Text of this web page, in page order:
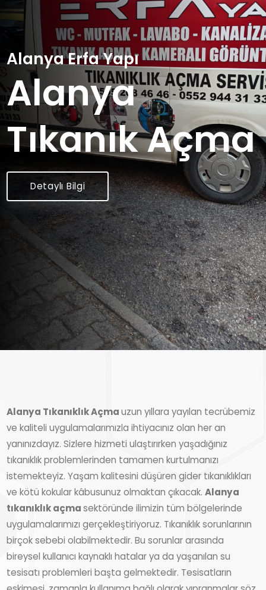
Alanya Erfa Yapı
Alanya
Tıkanık Açma
Detaylı Bilgi
Alanya Tıkanıklık Açma
uzun yıllara yayılan tecrübemiz
ve kaliteli uygulamalarımızla ihtiyacınız olan her an
yanınızdayız. Sizlere hizmeti ulaştırırken yaşadığınız
tıkanıklık problemlerinden tamamen kurtulmanızı
istemekteyiz. Yaşam kalitesini düşüren gider tıkanıklıkları
ve kötü kokular kâbusunuz olmaktan çıkacak.
Alanya
tıkanıklık açma
sektöründe ilimizin tüm bölgelerinde
uygulamalarımızı gerçekleştiriyoruz. Tıkanıklık sorunlarının
birçok sebebi olabilmektedir. Bu sorunlar arasında
bireysel kullanıcı kaynaklı hatalar ya da yaşanılan su
tesisatı problemleri başta gelmektedir. Tesisatların
eskimesi, zamanla kullanıma bağlı olarak yıpranmalar söz